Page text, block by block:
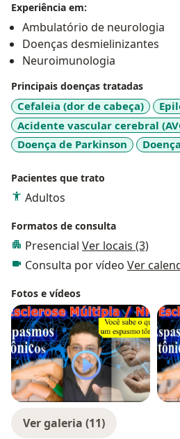
Clinica médica pela UFMS
Neurologista pela UNESP
Título de Especialista em
Brasileira de Neurologia
Especialização (Fellowship) de
UNESP 2020-2021
Treinamento em bloqueios
neuromusculares com Toxina
distonias,
Mestre em medicina na área de
Professor de medicina da
Neurologista Campo Grande MS
Experiência em:
Ambulatório de neurologia
Doenças desmielinizantes
Neuroimunologia
Principais doenças tratadas
Cefaleia (dor de cabeça)
Acidente vascular cerebral
Doença de Parkinson
Pacientes que trato
Adultos
Formatos de consulta
Presencial Ver locais (3)
Consulta por vídeo Ver
Fotos e vídeos
Ver galeria (11)